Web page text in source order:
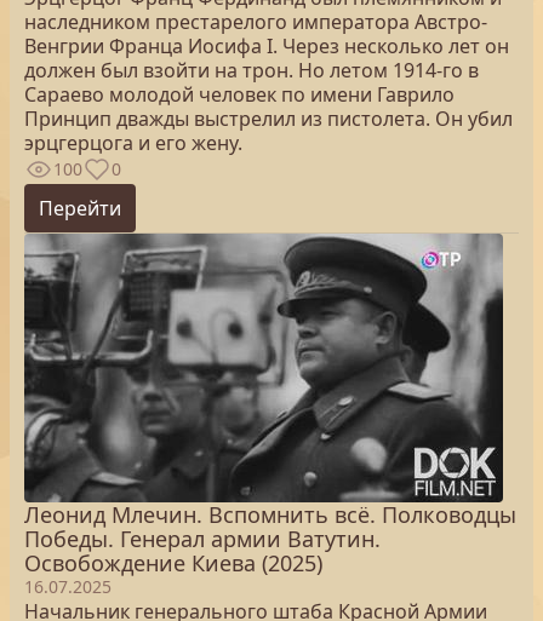
наследником престарелого императора Австро-
Венгрии Франца Иосифа I. Через несколько лет он
должен был взойти на трон. Но летом 1914-го в
Сараево молодой человек по имени Гаврило
Принцип дважды выстрелил из пистолета. Он убил
эрцгерцога и его жену.
100 0
Перейти
Леонид Млечин. Вспомнить всё. Полководцы
Победы. Генерал армии Ватутин.
Освобождение Киева (2025)
16.07.2025
Начальник генерального штаба Красной Армии